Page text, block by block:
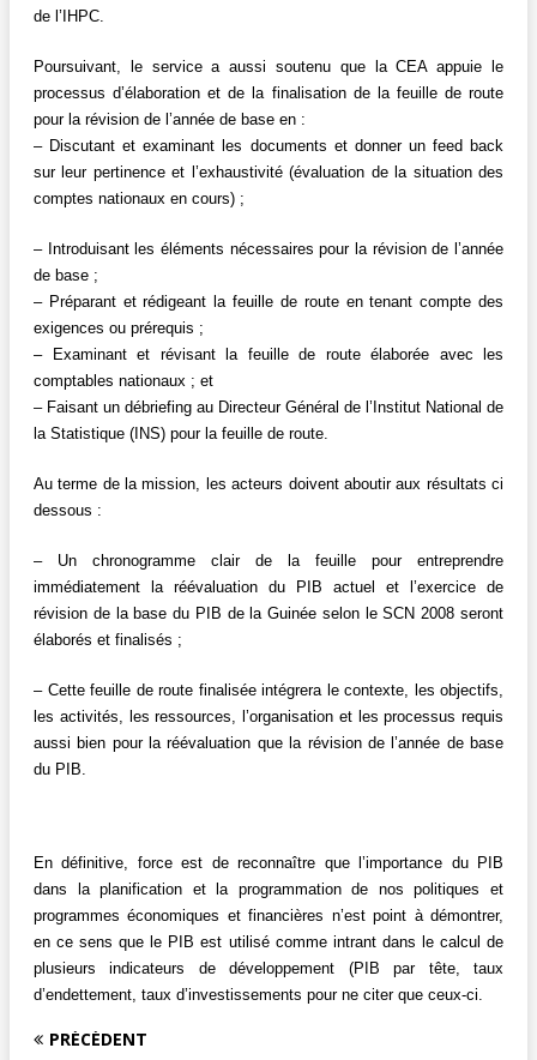
de l’IHPC.
Poursuivant, le service a aussi soutenu que la CEA appuie le
processus d’élaboration et de la finalisation de la feuille de route
pour la révision de l’année de base en :
– Discutant et examinant les documents et donner un feed back
sur leur pertinence et l’exhaustivité (évaluation de la situation des
comptes nationaux en cours) ;
– Introduisant les éléments nécessaires pour la révision de l’année
de base ;
– Préparant et rédigeant la feuille de route en tenant compte des
exigences ou prérequis ;
– Examinant et révisant la feuille de route élaborée avec les
comptables nationaux ; et
– Faisant un débriefing au Directeur Général de l’Institut National de
la Statistique (INS) pour la feuille de route.
Au terme de la mission, les acteurs doivent aboutir aux résultats ci
dessous :
– Un chronogramme clair de la feuille pour entreprendre
immédiatement la réévaluation du PIB actuel et l’exercice de
révision de la base du PIB de la Guinée selon le SCN 2008 seront
élaborés et finalisés ;
– Cette feuille de route finalisée intégrera le contexte, les objectifs,
les activités, les ressources, l’organisation et les processus requis
aussi bien pour la réévaluation que la révision de l’année de base
du PIB.
En définitive, force est de reconnaître que l’importance du PIB
dans la planification et la programmation de nos politiques et
programmes économiques et financières n’est point à démontrer,
en ce sens que le PIB est utilisé comme intrant dans le calcul de
plusieurs indicateurs de développement (PIB par tête, taux
d’endettement, taux d’investissements pour ne citer que ceux-ci.
PRÉCÉDENT